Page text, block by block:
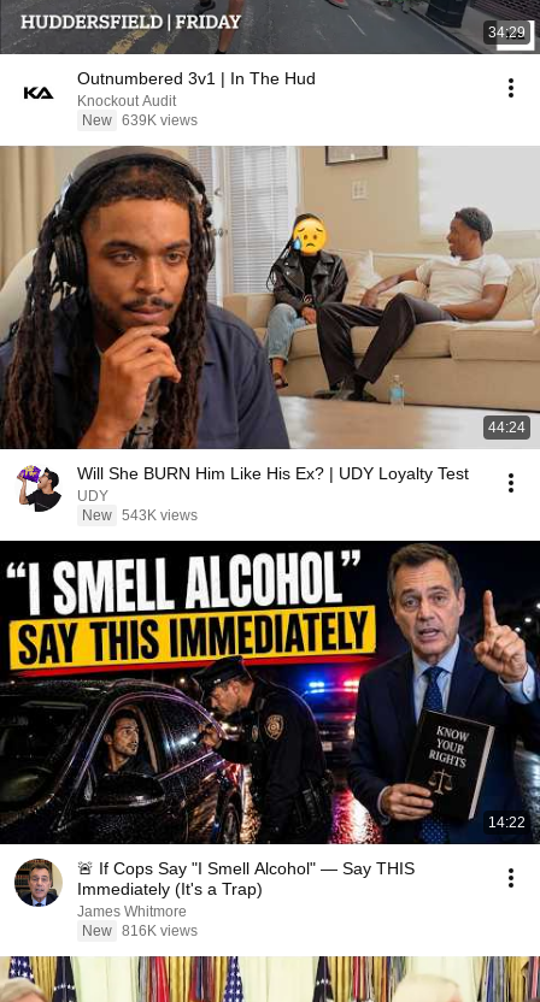
34:29
Outnumbered 3v1 | In The Hud
Knockout Audit
New 639K views
44:24
Will She BURN Him Like His Ex? | UDY Loyalty Test
UDY
New 543K views
14:22
🚨 If Cops Say "I Smell Alcohol" — Say THIS
Immediately (It's a Trap)
James Whitmore
New 816K views